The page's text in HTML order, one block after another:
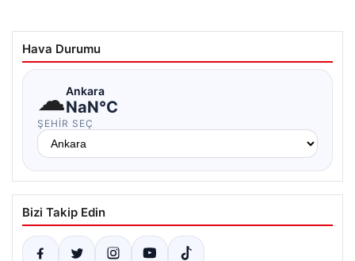
Hava Durumu
☁Ankara
NaN°C
ŞEHIR SEÇ
Bizi Takip Edin